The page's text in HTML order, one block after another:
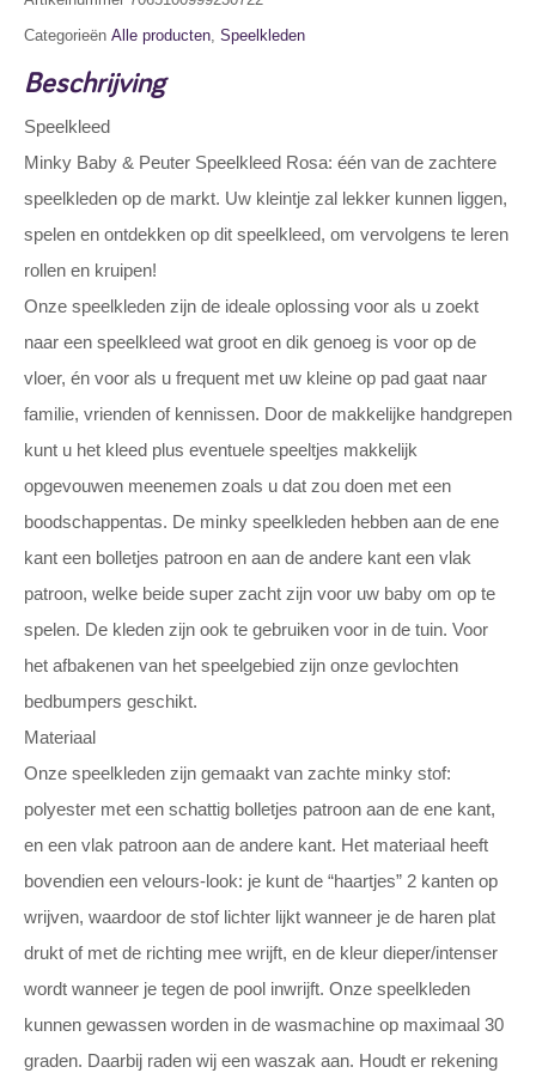
Categorieën Alle producten, Speelkleden
Beschrijving
Speelkleed
Minky Baby & Peuter Speelkleed Rosa: één van de zachtere
speelkleden op de markt. Uw kleintje zal lekker kunnen liggen,
spelen en ontdekken op dit speelkleed, om vervolgens te leren
rollen en kruipen!
Onze speelkleden zijn de ideale oplossing voor als u zoekt
naar een speelkleed wat groot en dik genoeg is voor op de
vloer, én voor als u frequent met uw kleine op pad gaat naar
familie, vrienden of kennissen. Door de makkelijke handgrepen
kunt u het kleed plus eventuele speeltjes makkelijk
opgevouwen meenemen zoals u dat zou doen met een
boodschappentas. De minky speelkleden hebben aan de ene
kant een bolletjes patroon en aan de andere kant een vlak
patroon, welke beide super zacht zijn voor uw baby om op te
spelen. De kleden zijn ook te gebruiken voor in de tuin. Voor
het afbakenen van het speelgebied zijn onze gevlochten
bedbumpers geschikt.
Materiaal
Onze speelkleden zijn gemaakt van zachte minky stof:
polyester met een schattig bolletjes patroon aan de ene kant,
en een vlak patroon aan de andere kant. Het materiaal heeft
bovendien een velours-look: je kunt de “haartjes” 2 kanten op
wrijven, waardoor de stof lichter lijkt wanneer je de haren plat
drukt of met de richting mee wrijft, en de kleur dieper/intenser
wordt wanneer je tegen de pool inwrijft. Onze speelkleden
kunnen gewassen worden in de wasmachine op maximaal 30
graden. Daarbij raden wij een waszak aan. Houdt er rekening